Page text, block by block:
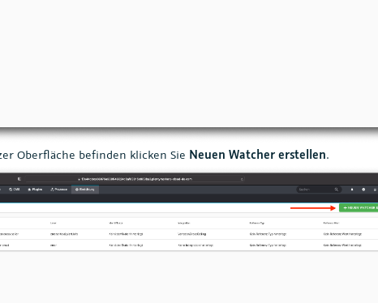
Oberfläche befinden klicken Sie Neuen Watcher erstellen.